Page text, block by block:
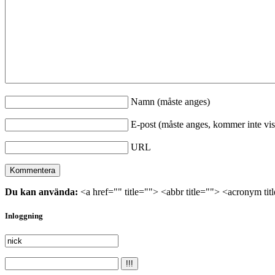
Namn (måste anges)
E-post (måste anges, kommer inte
URL
Du kan använda: <a href="" title=""> <abbr title=""> <acronym
Inloggning